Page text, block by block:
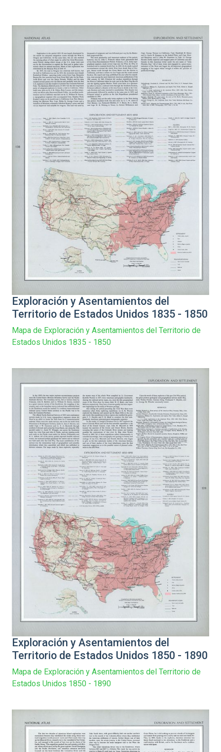
Exploración y Asentamientos del
Territorio de Estados Unidos 1835 - 1850
Mapa de Exploración y Asentamientos del Territorio de
Estados Unidos 1835 - 1850
Exploración y Asentamientos del
Territorio de Estados Unidos 1850 - 1890
Mapa de Exploración y Asentamientos del Territorio de
Estados Unidos 1850 - 1890